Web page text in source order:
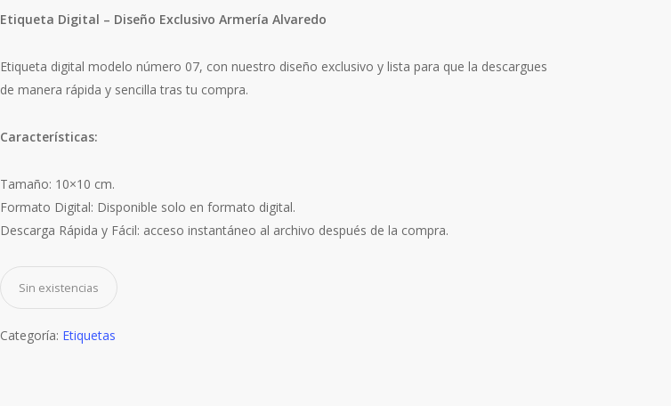
Etiqueta Digital – Diseño Exclusivo Armería Alvaredo
Etiqueta digital modelo número 07, con nuestro diseño exclusivo y lista para que la descargues
de manera rápida y sencilla tras tu compra.
Características:
Tamaño: 10×10 cm.
Formato Digital: Disponible solo en formato digital.
Descarga Rápida y Fácil: acceso instantáneo al archivo después de la compra.
Sin existencias
Categoría: Etiquetas